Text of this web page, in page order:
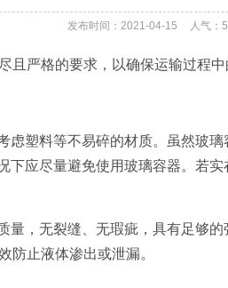
发布时间：2021-04-15 人气：
且严格的要求，以确保运输过程
虑塑料等不易碎的材质。虽然玻
下应尽量避免使用玻璃容器。若
量，无裂缝、无瑕疵，具有足够
防止液体渗出或泄漏。